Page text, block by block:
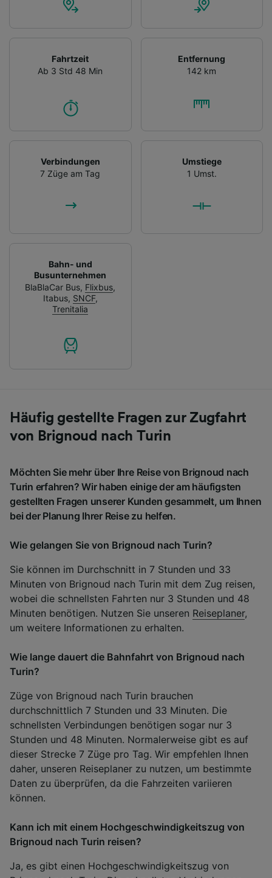
Fahrtzeit
Ab 3 Std 48 Min
Entfernung
142 km
Verbindungen
7 Züge am Tag
Umstiege
1 Umst.
Bahn- und
Busunternehmen
BlaBlaCar Bus, Flixbus,
Itabus, SNCF,
Trenitalia
Häufig gestellte Fragen zur Zugfahrt
von Brignoud nach Turin
Möchten Sie mehr über Ihre Reise von Brignoud nach
Turin erfahren? Wir haben einige der am häufigsten
gestellten Fragen unserer Kunden gesammelt, um Ihnen
bei der Planung Ihrer Reise zu helfen.
Wie gelangen Sie von Brignoud nach Turin?
Sie können im Durchschnitt in 7 Stunden und 33
Minuten von Brignoud nach Turin mit dem Zug reisen,
wobei die schnellsten Fahrten nur 3 Stunden und 48
Minuten benötigen. Nutzen Sie unseren Reiseplaner,
um weitere Informationen zu erhalten.
Wie lange dauert die Bahnfahrt von Brignoud nach
Turin?
Züge von Brignoud nach Turin brauchen
durchschnittlich 7 Stunden und 33 Minuten. Die
schnellsten Verbindungen benötigen sogar nur 3
Stunden und 48 Minuten. Normalerweise gibt es auf
dieser Strecke 7 Züge pro Tag. Wir empfehlen Ihnen
daher, unseren Reiseplaner zu nutzen, um bestimmte
Daten zu überprüfen, da die Fahrzeiten variieren
können.
Kann ich mit einem Hochgeschwindigkeitszug von
Brignoud nach Turin reisen?
Ja, es gibt einen Hochgeschwindigkeitszug von